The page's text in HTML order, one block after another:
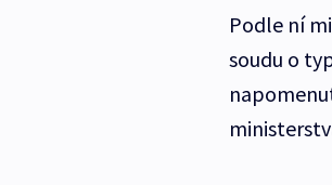
Podle ní
soudu o